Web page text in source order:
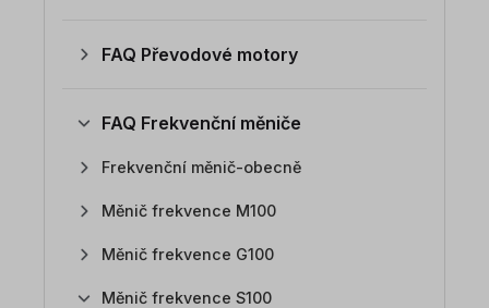
FAQ Převodové motory
FAQ Frekvenční měniče
Frekvenční měnič-obecně
Měnič frekvence M100
Měnič frekvence G100
Měnič frekvence S100